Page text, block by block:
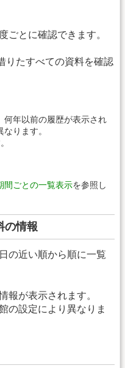
ごとに確認できます。
りたすべての資料を確認
何年以前の履歴が表示され
ります。
間ごとの一覧表示を参照し
の情報
の近い順から順に一覧
報が表示されます。
の設定により異なりま